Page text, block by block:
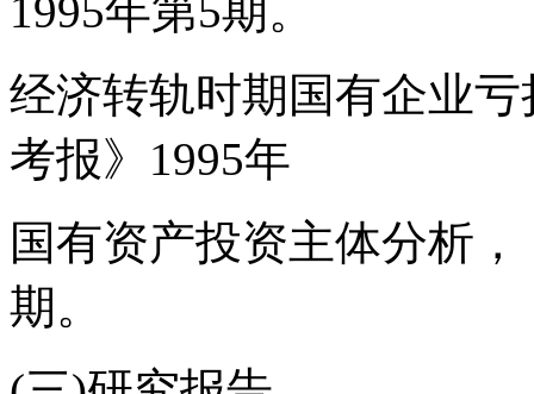
1995年第5期。
经济转轨时期国有企业
考报》1995年
国有资产投资主体分析
期。